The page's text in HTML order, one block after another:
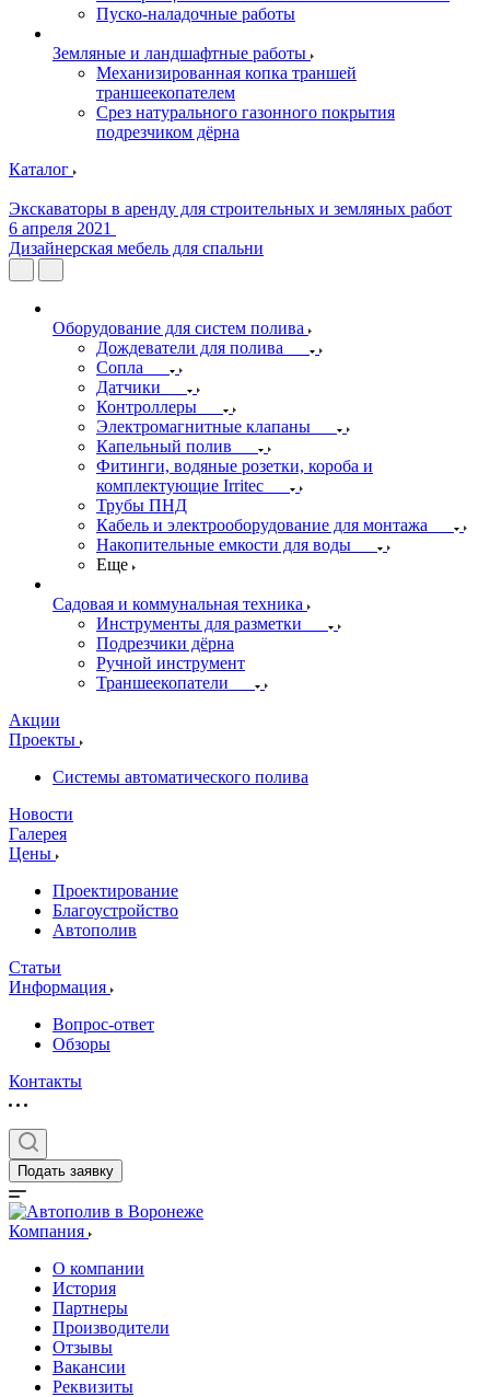
Пуско-наладочные работы
Земляные и ландшафтные работы
Механизированная копка траншей
траншеекопателем
Срез натурального газонного покрытия
подрезчиком дёрна
Каталог
Экскаваторы в аренду для строительных и земляных работ
6 апреля 2021
Дизайнерская мебель для спальни
Оборудование для систем полива
Дождеватели для полива
Сопла
Датчики
Контроллеры
Электромагнитные клапаны
Капельный полив
Фитинги, водяные розетки, короба и
комплектующие Irritec
Трубы ПНД
Кабель и электрооборудование для монтажа
Накопительные емкости для воды
Еще
Садовая и коммунальная техника
Инструменты для разметки
Подрезчики дёрна
Ручной инструмент
Траншеекопатели
Акции
Проекты
Системы автоматического полива
Новости
Галерея
Цены
Проектирование
Благоустройство
Автополив
Статьи
Информация
Вопрос-ответ
Обзоры
Контакты
Подать заявку
Компания
О компании
История
Партнеры
Производители
Отзывы
Вакансии
Реквизиты